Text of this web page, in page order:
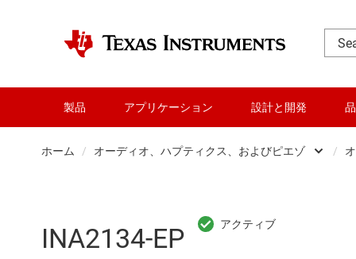
製品 アプリケーション 設計と開発
ホーム / オーディオ、ハプティクス、およびピエゾ
RF とマイクロ波
/
INA2134-EP